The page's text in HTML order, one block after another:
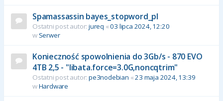
Spamassassin bayes_stopword_pl
Ostatni post autor: jureq «03 lipca 2024, 12:20
w Serwer
Konieczność spowolnienia do 3Gb/s - 870 EVO
4TB 2,5 - "libata.force=3.0G,noncqtrim"
Ostatni post autor: pe3nodebian «23 maja 2024, 13:39
wHardware